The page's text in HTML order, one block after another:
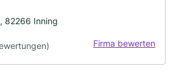
82266 Inning
Firma bewerten